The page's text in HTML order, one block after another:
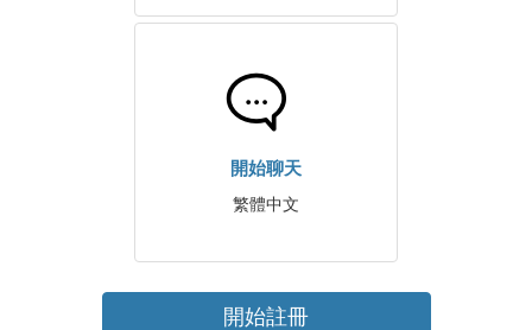
開始聊天
繁體中文
開始註冊